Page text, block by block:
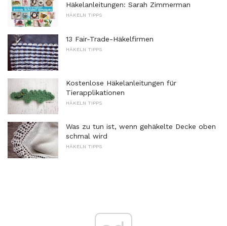
Häkelanleitungen: Sarah Zimmerman
HÄKELN TIPPS
13 Fair-Trade-Häkelfirmen
HÄKELN TIPPS
Kostenlose Häkelanleitungen für
Tierapplikationen
HÄKELN TIPPS
Was zu tun ist, wenn gehäkelte Decke oben
schmal wird
HÄKELN TIPPS